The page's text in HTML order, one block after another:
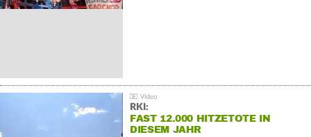
RKI:
FAST 12.000 HITZETOTE IN
DIESEM JAHR